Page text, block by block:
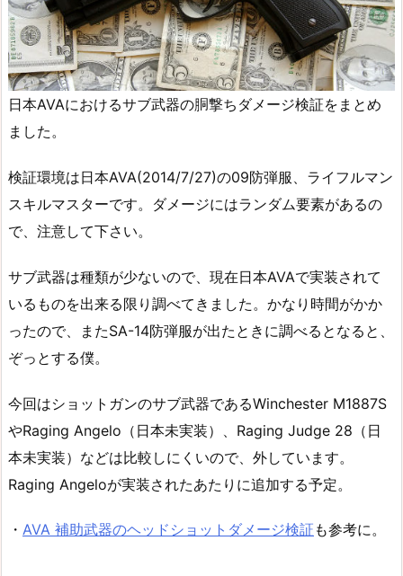
日本AVAにおけるサブ武器の胴撃ちダメージ検証をまとめ
ました。
検証環境は日本AVA(2014/7/27)の09防弾服、ライフルマン
スキルマスターです。ダメージにはランダム要素があるの
で、注意して下さい。
サブ武器は種類が少ないので、現在日本AVAで実装されて
いるものを出来る限り調べてきました。かなり時間がかか
ったので、またSA-14防弾服が出たときに調べるとなると、
ぞっとする僕。
今回はショットガンのサブ武器であるWinchester M1887S
やRaging Angelo（日本未実装）、Raging Judge 28（日
本未実装）などは比較しにくいので、外しています。
Raging Angeloが実装されたあたりに追加する予定。
・ AVA 補助武器のヘッドショットダメージ検証 も参考に。